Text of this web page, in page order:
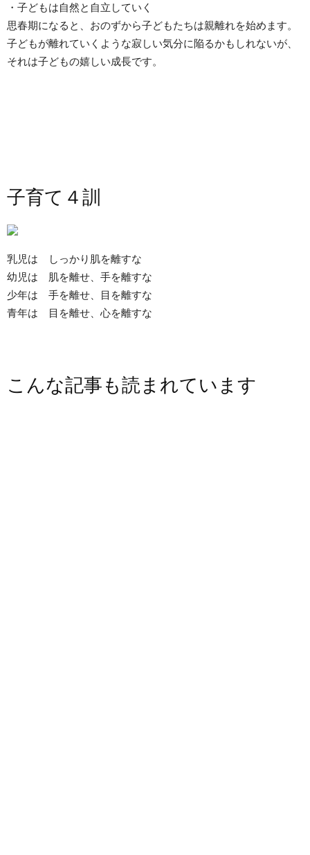
・子どもは自然と自立していく
思春期になると、おのずから子どもたちは親離れを始めます。
子どもが離れていくような寂しい気分に陥るかもしれないが、
それは子どもの嬉しい成長です。
子育て４訓
乳児は しっかり肌を離すな
幼児は 肌を離せ、手を離すな
少年は 手を離せ、目を離すな
青年は 目を離せ、心を離すな
こんな記事も読まれています